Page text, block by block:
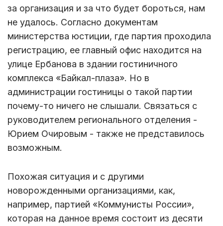
за организация и за что будет бороться, нам
не удалось. Согласно документам
министерства юстиции, где партия проходила
регистрацию, ее главный офис находится на
улице Ербанова в здании гостиничного
комплекса «Байкал-плаза». Но в
администрации гостиницы о такой партии
почему-то ничего не слышали. Связаться с
руководителем регионального отделения -
Юрием Очировым - также не представилось
возможным.
Похожая ситуация и с другими
новорожденными организациями, как,
например, партией «Коммунисты России»,
которая на данное время состоит из десяти